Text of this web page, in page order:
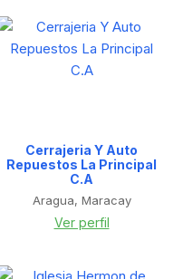
Cerrajeria Y Auto
Repuestos La Principal
C.A
Aragua, Maracay
Ver perfil